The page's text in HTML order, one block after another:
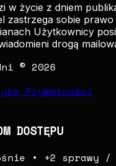
w życie z dniem
zastrzega sobie
Użytkownicy
drogą
© 2026
Prywatności
DOSTĘPU
• +2 sprawy /